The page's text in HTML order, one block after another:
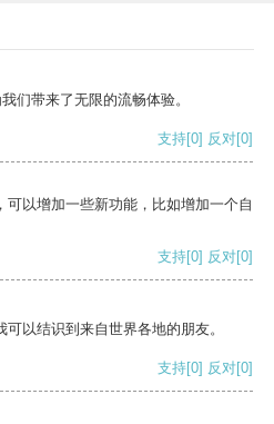
们带来了无限的流畅体验。
支持[0] 反对[0]
以增加一些新功能，比如增加一个自
支持[0] 反对[0]
以结识到来自世界各地的朋友。
支持[0] 反对[0]